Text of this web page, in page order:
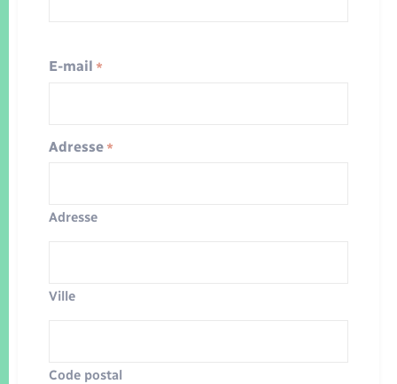
E-mail *
Adresse *
Adresse
Ville
Code postal